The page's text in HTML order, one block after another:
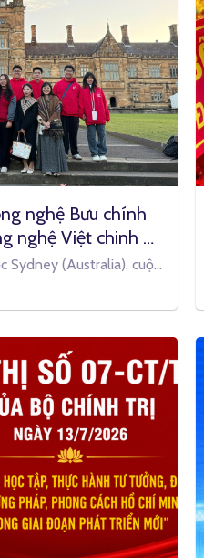
nghệ Bưu chính
nghệ Việt chinh
số quốc tế
Sydney (Australia), cuộc
thức